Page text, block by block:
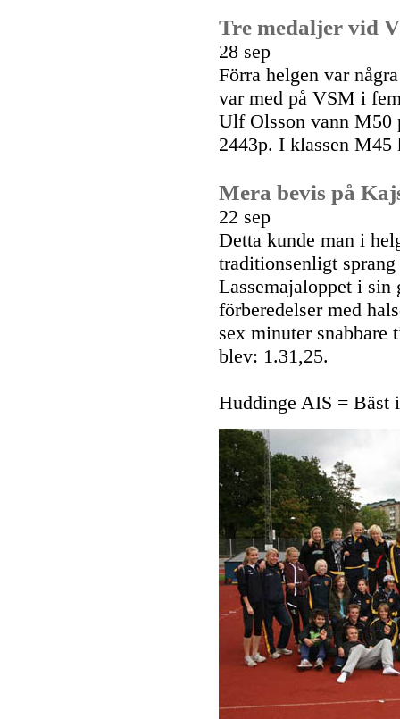
Tre medaljer vid
28 sep
Förra helgen var
var med på VSM i
Ulf Olsson vann M50
2443p. I klassen M45
Mera bevis på
22 sep
Detta kunde man i
traditionsenligt
Lassemajaloppet i sin
förberedelser med
sex minuter snabbare
blev: 1.31,25.
Huddinge AIS = Bäst